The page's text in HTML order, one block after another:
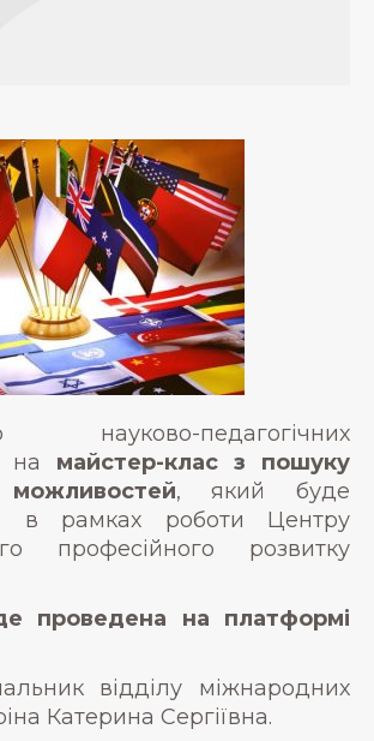
науково-педагогічних
на майстер-клас з пошуку
, який буде
в рамках роботи Центру
професійного розвитку
проведена на платформі
відділу міжнародних
Катерина Сергіївна.